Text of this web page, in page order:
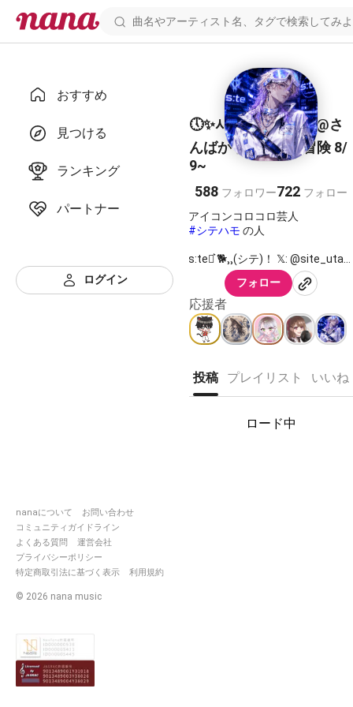
おすすめ
見つける
ランキング
パートナー
ログイン
nanaについて
お問い合わせ
コミュニティガイドライン
よくある質問
運営会社
プライバシーポリシー
特定商取引法に基づく表示
利用規約
© 2026 nana music
🕔✨️시테(シテ)⋆͛ 🐕⸒⸒@さ
んばかトリオの大冒険 8/
9~
588 フォロワー722 フォロー
#シテハモ の人
s:te⋆͛ 🐕⸒⸒(シテ)！ 𝕏: @site_uta
YouTube:
https://youtube.com/@site1370
所属ユニット紹介
☆5 p.m. StarS☆
アカウントはありませんが
うちらの誤字でみんなを笑顔に( ¨̮
相方:とゆゆん-豆腐-[ 'ω' ]
music.com/users/10297963
フォロー
応援者
投稿 プレイリスト いいね
ロード中